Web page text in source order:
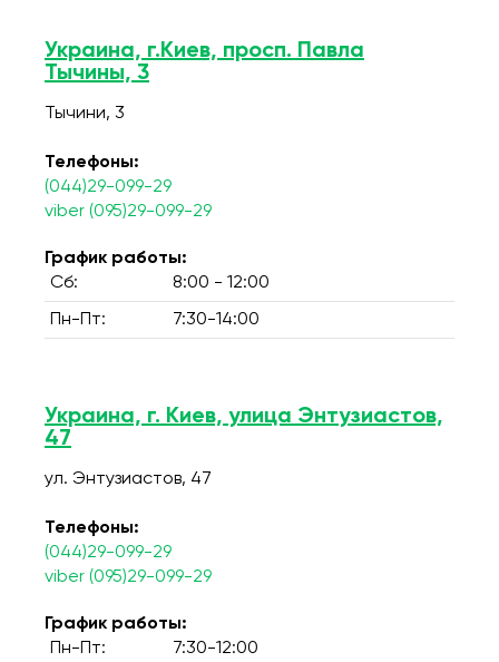
Украина, г.Киев, просп. Павла
Тычины, 3
Тычини, 3
Телефоны:
(044)29-099-29
viber (095)29-099-29
График работы:
Сб:
8:00 - 12:00
Пн-Пт: 7:30-14:00
Украина, г. Киев, улица Энтузиастов,
47
ул. Энтузиастов, 47
Телефоны:
(044)29-099-29
viber (095)29-099-29
График работы:
Пн-Пт:
7:30-12:00